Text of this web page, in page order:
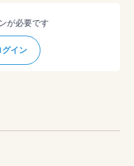
が必要です
グイン